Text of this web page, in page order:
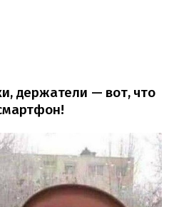
держатели — вот, что